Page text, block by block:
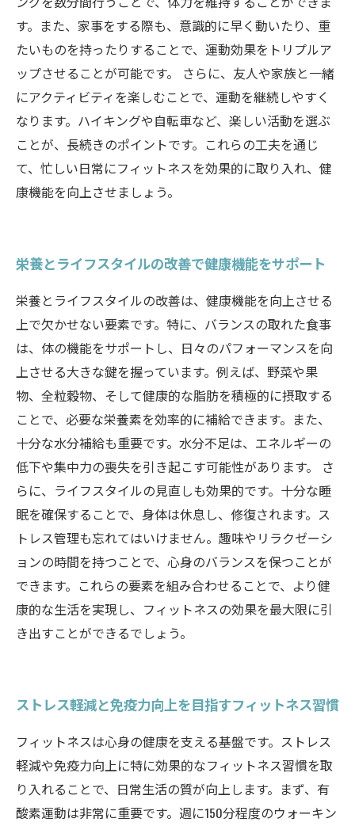
す。また、家事をする際も、意識的に早く動いたり、重
たいものを持ったりすることで、運動効果をトリプルア
ップさせることが可能です。 さらに、友人や家族と一緒
にアクティビティを楽しむことで、運動を継続しやすく
なります。ハイキングや自転車など、楽しい活動を選ぶ
ことが、長続きのポイントです。これらの工夫を通じ
て、忙しい日常にフィットネスを効果的に取り入れ、健
康機能を向上させましょう。
栄養とライフスタイルの改善で健康機能をサポート
栄養とライフスタイルの改善は、健康機能を向上させる
上で欠かせない要素です。特に、バランスの取れた食事
は、体の機能をサポートし、日々のパフォーマンスを向
上させる大きな鍵を握っています。例えば、野菜や果
物、全粒穀物、そして健康的な脂肪を積極的に摂取する
ことで、必要な栄養素を効率的に補給できます。また、
十分な水分補給も重要です。水分不足は、エネルギーの
低下や集中力の喪失を引き起こす可能性があります。 さ
らに、ライフスタイルの見直しも効果的です。十分な睡
眠を確保することで、身体は休息し、修復されます。ス
トレス管理も忘れてはいけません。趣味やリラクゼーシ
ョンの時間を持つことで、心身のバランスを保つことが
できます。これらの要素を組み合わせることで、より健
康的な生活を実現し、フィットネスの効果を最大限に引
き出すことができるでしょう。
ストレス軽減と免疫力向上を目指すフィットネス習慣
フィットネスは心身の健康を支える基盤です。ストレス
軽減や免疫力向上に特に効果的なフィットネス習慣を取
り入れることで、日常生活の質が向上します。まず、有
酸素運動は非常に重要です。週に150分程度のウォーキン